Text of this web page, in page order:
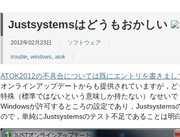
Justsystemsはどうもおかしい
2012年02月23日 ソフトウェア
trouble windows atok
ATOK2012の不具合については既にエントリを書きまし
オンラインアップデートからも提供されていますが，
特殊（標準ではないという意味しか持たない）なせい
Windowsが許可するところの設定であり，
ので，単純にJustsystemsのテスト不足であることは明